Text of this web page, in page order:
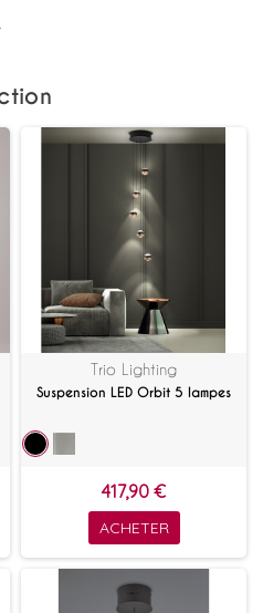
Trio Lighting
Suspension LED Orbit 5 lampes
417,90 €
ACHETER